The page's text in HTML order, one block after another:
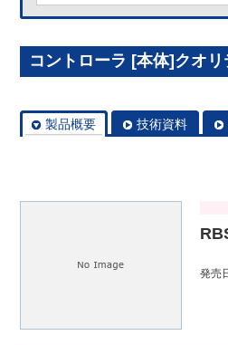
コントローラ [本体]クオ
製品概要 技術資料
発売